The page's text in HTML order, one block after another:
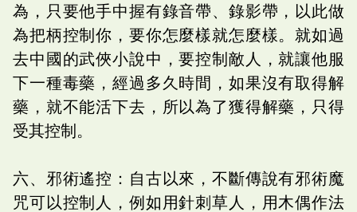
為，只要他手中握有錄音帶、錄影帶，以此做
為把柄控制你，要你怎麼樣就怎麼樣。就如過
去中國的武俠小說中，要控制敵人，就讓他服
下一種毒藥，經過多久時間，如果沒有取得解
藥，就不能活下去，所以為了獲得解藥，只得
受其控制。
六、邪術遙控：自古以來，不斷傳說有邪術魔
咒可以控制人，例如用針刺草人，用木偶作法